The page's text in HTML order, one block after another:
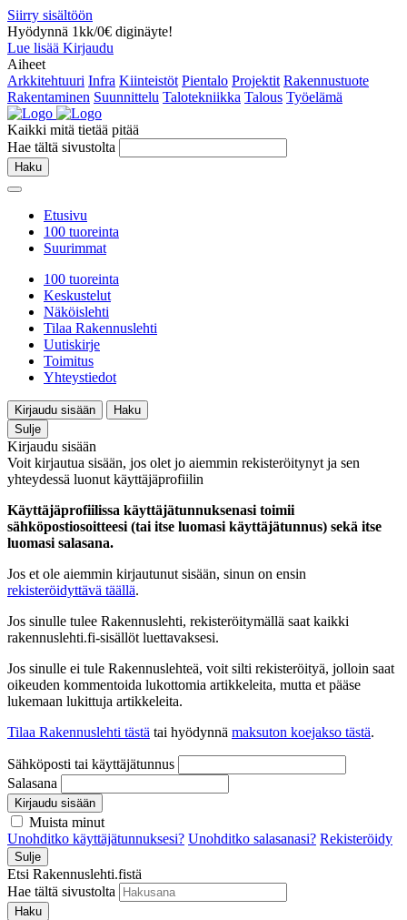
Siirry sisältöön
Hyödynnä 1kk/0€ diginäyte!
Lue lisää Kirjaudu
Aiheet
Arkkitehtuuri Infra Kiinteistöt Pientalo Projektit Rakennustuote
Rakentaminen Suunnittelu Talotekniikka Talous Työelämä
Kaikki mitä tietää pitää
Hae tältä sivustolta
Haku
Etusivu
100 tuoreinta
Suurimmat
100 tuoreinta
Keskustelut
Näköislehti
Tilaa Rakennuslehti
Uutiskirje
Toimitus
Yhteystiedot
Kirjaudu sisään
Haku
Sulje
Kirjaudu sisään
Voit kirjautua sisään, jos olet jo aiemmin rekisteröitynyt ja sen
yhteydessä luonut käyttäjäprofiilin
Käyttäjäprofiilissa käyttäjätunnuksenasi toimii
sähköpostiosoitteesi (tai itse luomasi käyttäjätunnus) sekä itse
luomasi salasana.
Jos et ole aiemmin kirjautunut sisään, sinun on ensin
rekisteröidyttävä täällä.
Jos sinulle tulee Rakennuslehti, rekisteröitymällä saat kaikki
rakennuslehti.fi-sisällöt luettavaksesi.
Jos sinulle ei tule Rakennuslehteä, voit silti rekisteröityä, jolloin saat
oikeuden kommentoida lukottomia artikkeleita, mutta et pääse
lukemaan lukittuja artikkeleita.
Tilaa Rakennuslehti tästä tai hyödynnä maksuton koejakso tästä.
Sähköposti tai käyttäjätunnus
Salasana
Kirjaudu sisään
Muista minut
Unohditko käyttäjätunnuksesi? Unohditko salasanasi? Rekisteröidy
Sulje
Etsi Rakennuslehti.fistä
Hae tältä sivustolta
Haku